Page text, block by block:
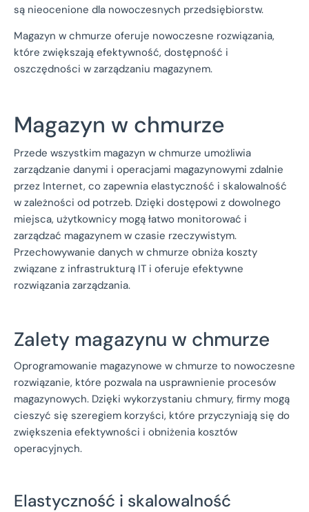
są nieocenione dla nowoczesnych przedsiębiorstw.
Magazyn w chmurze oferuje nowoczesne rozwiązania,
które zwiększają efektywność, dostępność i
oszczędności w zarządzaniu magazynem.
Magazyn w chmurze
Przede wszystkim magazyn w chmurze umożliwia
zarządzanie danymi i operacjami magazynowymi zdalnie
przez Internet, co zapewnia elastyczność i skalowalność
w zależności od potrzeb. Dzięki dostępowi z dowolnego
miejsca, użytkownicy mogą łatwo monitorować i
zarządzać magazynem w czasie rzeczywistym.
Przechowywanie danych w chmurze obniża koszty
związane z infrastrukturą IT i oferuje efektywne
rozwiązania zarządzania.
Zalety magazynu w chmurze
Oprogramowanie magazynowe w chmurze to nowoczesne
rozwiązanie, które pozwala na usprawnienie procesów
magazynowych. Dzięki wykorzystaniu chmury, firmy mogą
cieszyć się szeregiem korzyści, które przyczyniają się do
zwiększenia efektywności i obniżenia kosztów
operacyjnych.
Elastyczność i skalowalność